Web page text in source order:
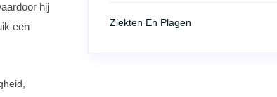
hij
een
Ziekten En Plagen